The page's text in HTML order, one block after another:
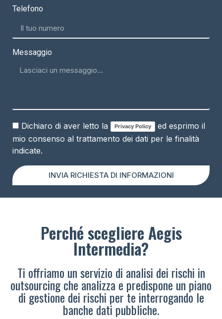
Telefono
Messaggio
Dichiaro di aver letto la Privacy Policy
ed esprimo il
mio consenso al trattamento dei dati per le finalità
indicate.
INVIA RICHIESTA DI INFORMAZIONI
Perché scegliere Aegis
Intermedia?
Ti offriamo un servizio di analisi dei rischi in
outsourcing che analizza e predispone un piano
di gestione dei rischi per te interrogando le
banche dati pubbliche.